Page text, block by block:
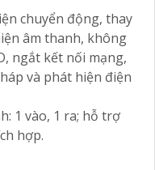
chuyển động, thay
âm thanh, không
ngắt kết nối mạng,
và phát hiện điện
1 vào, 1 ra; hỗ trợ
hợp.